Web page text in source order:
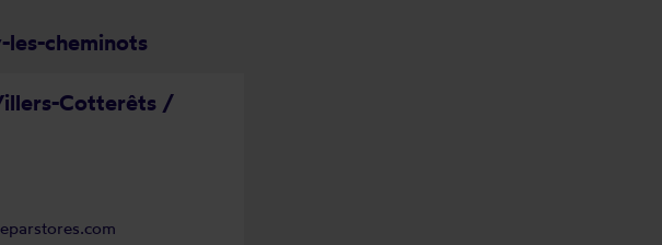
les-cheminots
Cotterêts /